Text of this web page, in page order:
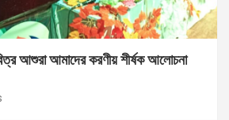
আশুরা আমাদের করণীয় শীর্ষক আলোচনা